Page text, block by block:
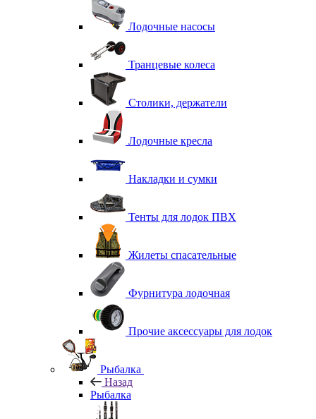
Лодочные насосы
Транцевые колеса
Столики, держатели
Лодочные кресла
Накладки и сумки
Тенты для лодок ПВХ
Жилеты спасательные
Фурнитура лодочная
Прочие аксессуары для лодок
Рыбалка
Назад
Рыбалка